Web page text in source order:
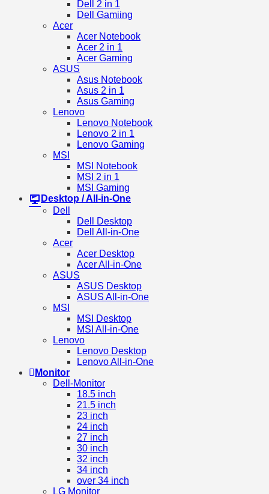
Dell 2 in 1
Dell Gamiing
Acer
Acer Notebook
Acer 2 in 1
Acer Gaming
ASUS
Asus Notebook
Asus 2 in 1
Asus Gaming
Lenovo
Lenovo Notebook
Lenovo 2 in 1
Lenovo Gaming
MSI
MSI Notebook
MSI 2 in 1
MSI Gaming
Desktop / All-in-One
Dell
Dell Desktop
Dell All-in-One
Acer
Acer Desktop
Acer All-in-One
ASUS
ASUS Desktop
ASUS All-in-One
MSI
MSI Desktop
MSI All-in-One
Lenovo
Lenovo Desktop
Lenovo All-in-One
Monitor
Dell-Monitor
18.5 inch
21.5 inch
23 inch
24 inch
27 inch
30 inch
32 inch
34 inch
over 34 inch
LG Monitor